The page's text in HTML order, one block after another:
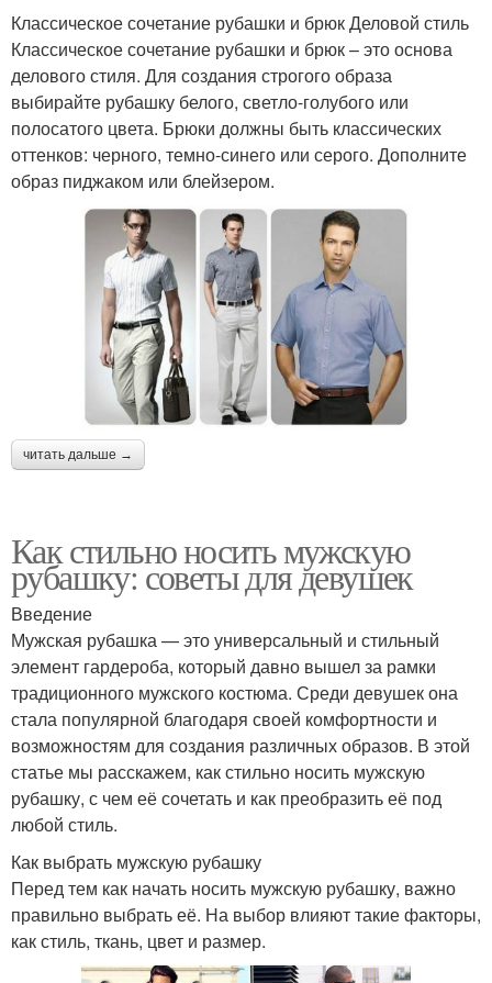
Классическое сочетание рубашки и брюк Деловой стиль
Классическое сочетание рубашки и брюк – это основа
делового стиля. Для создания строгого образа
выбирайте рубашку белого, светло-голубого или
полосатого цвета. Брюки должны быть классических
оттенков: черного, темно-синего или серого. Дополните
образ пиджаком или блейзером.
читать дальше →
Как стильно носить мужскую
рубашку: советы для девушек
Введение
Мужская рубашка — это универсальный и стильный
элемент гардероба, который давно вышел за рамки
традиционного мужского костюма. Среди девушек она
стала популярной благодаря своей комфортности и
возможностям для создания различных образов. В этой
статье мы расскажем, как стильно носить мужскую
рубашку, с чем её сочетать и как преобразить её под
любой стиль.
Как выбрать мужскую рубашку
Перед тем как начать носить мужскую рубашку, важно
правильно выбрать её. На выбор влияют такие факторы,
как стиль, ткань, цвет и размер.